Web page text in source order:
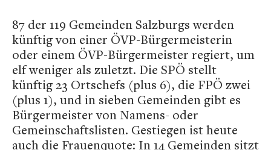
87 der 119 Gemeinden Salzburgs werden
künftig von einer ÖVP-Bürgermeisterin
oder einem ÖVP-Bürgermeister regiert, um
elf weniger als zuletzt. Die SPÖ stellt
künftig 23 Ortschefs (plus 6), die FPÖ zwei
(plus 1), und in sieben Gemeinden gibt es
Bürgermeister von Namens- oder
Gemeinschaftslisten. Gestiegen ist heute
auch die Frauenquote: In 14 Gemeinden sitzt